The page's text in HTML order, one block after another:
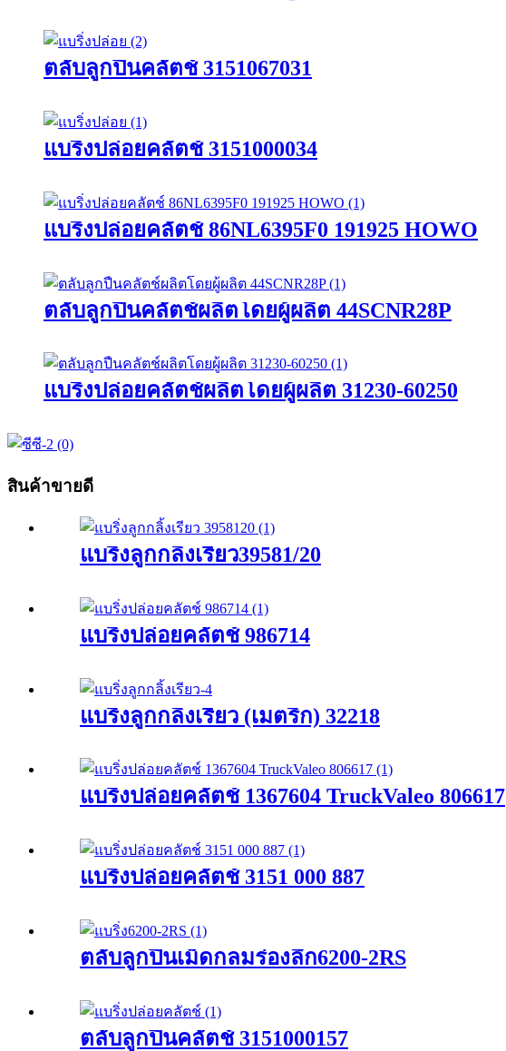
ตลับลูกปืนคลัตช์ 3151067031
แบริ่งปล่อยคลัตช์ 3151000034
แบริ่งปล่อยคลัตช์ 86NL6395F0 191925 HOWO
ตลับลูกปืนคลัตช์ผลิตโดยผู้ผลิต 44SCNR28P
แบริ่งปล่อยคลัตช์ผลิตโดยผู้ผลิต 31230-60250
สินค้าขายดี
แบริ่งลูกกลิ้งเรียว39581/20
แบริ่งปล่อยคลัตช์ 986714
แบริ่งลูกกลิ้งเรียว (เมตริก) 32218
แบริ่งปล่อยคลัตช์ 1367604 TruckValeo 806617
แบริ่งปล่อยคลัตช์ 3151 000 887
ตลับลูกปืนเม็ดกลมร่องลึก6200-2RS
ตลับลูกปืนคลัตช์ 3151000157